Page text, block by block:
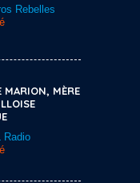
Rebelles
MARION, MÈRE
Radio